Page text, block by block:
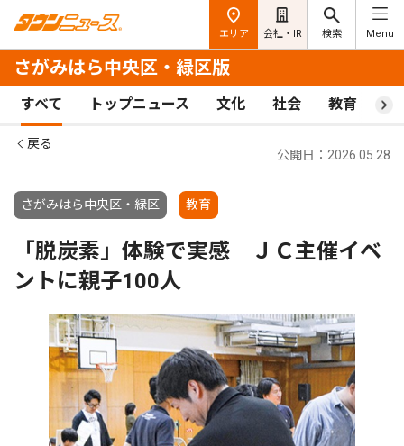
エリア 会社・IR 検索 Menu
さがみはら中央区・緑区版
すべて トップニュース 文化 社会 教育 ス
戻る
さがみはら中央区・緑区 教育
公開日：2026.05.28
「脱炭素」体験で実感 ＪＣ主催イベ
ントに親子100人